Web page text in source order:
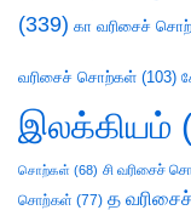
(339) கா வரிசைச்
வரிசைச் சொற்கள் (103)
இலக்கியம்
சொற்கள் (68) சி வரிசைச்
சொற்கள் (77) த